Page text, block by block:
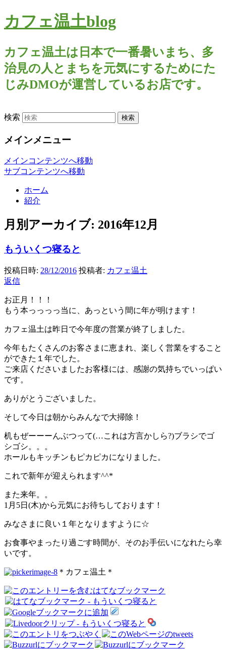
カフェ温土blog
カフェ温土は日本で一番暑いまち、多
治見の人とまちを元気にするためにた
じみDMOが運営しているお店です。
検索
メインメニュー
メインコンテンツへ移動
サブコンテンツへ移動
ホーム
紹介
月別アーカイブ: 2016年12月
もういくつ寝ると
投稿日時: 28/12/2016 投稿者: カフェ温土
返信
お正月！！！
もう本っっっっ当に、あっという間に年が明けます！
カフェ温土は昨日で今年度の営業が終了しました。
今年もたくさんのお客さまに恵まれ、楽しく営業をすること
ができた１年でした。
ご来店くださいましたお客様には、感謝の気持ちでいっぱい
です。
ありがとうございました。
そして今日は朝からみんなで大掃除！
机もぜーーーんぶつって(…これは方言かしら?)ブラシでゴ
シゴシ。。。
ホールもキッチンもピカピカになりました。
これで新年が迎えられます^^*
また来年。。
1月5日(木)から元気にお待ちしております！
みなさまに良い１年となりますように☆
お食事やまったり過ごす時間が、そのお手伝いになれたら幸
いです。
＊カフェ温土＊